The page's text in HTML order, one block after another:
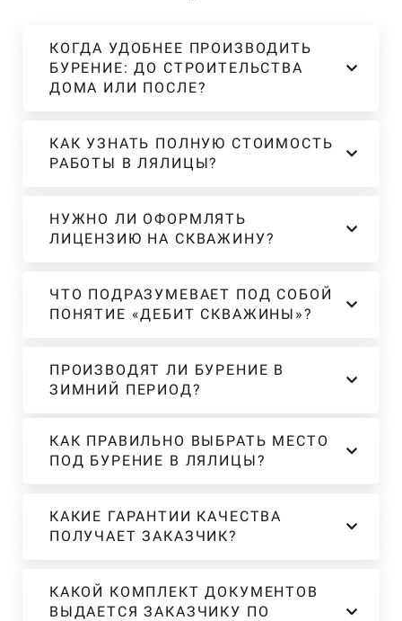
КОГДА УДОБНЕЕ ПРОИЗВОДИТЬ
БУРЕНИЕ: ДО СТРОИТЕЛЬСТВА
ДОМА ИЛИ ПОСЛЕ?
КАК УЗНАТЬ ПОЛНУЮ СТОИМОСТЬ
РАБОТЫ В ЛЯЛИЦЫ?
НУЖНО ЛИ ОФОРМЛЯТЬ
ЛИЦЕНЗИЮ НА СКВАЖИНУ?
ЧТО ПОДРАЗУМЕВАЕТ ПОД СОБОЙ
ПОНЯТИЕ «ДЕБИТ СКВАЖИНЫ»?
ПРОИЗВОДЯТ ЛИ БУРЕНИЕ В
ЗИМНИЙ ПЕРИОД?
КАК ПРАВИЛЬНО ВЫБРАТЬ МЕСТО
ПОД БУРЕНИЕ В ЛЯЛИЦЫ?
КАКИЕ ГАРАНТИИ КАЧЕСТВА
ПОЛУЧАЕТ ЗАКАЗЧИК?
КАКОЙ КОМПЛЕКТ ДОКУМЕНТОВ
ВЫДАЕТСЯ ЗАКАЗЧИКУ ПО